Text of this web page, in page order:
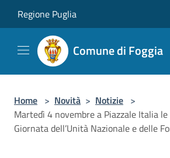
Regione Puglia
Comune di Foggia
Home > Novità > Notizie >
Martedì 4 novembre a Piazzale Italia
Giornata dell’Unità Nazionale e delle